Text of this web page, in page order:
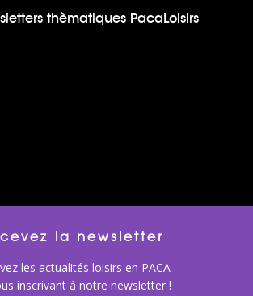
thèmatiques PacaLoisirs
la newsletter
les actualités loisirs en PACA
inscrivant à notre newsletter !